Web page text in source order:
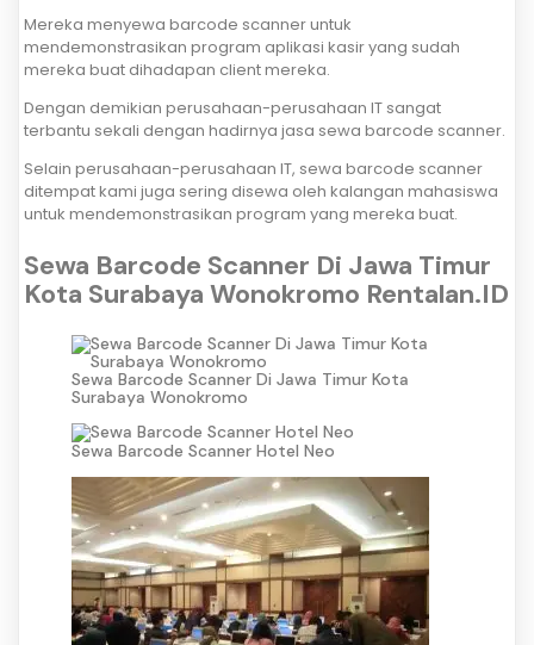
Mereka menyewa barcode scanner untuk
mendemonstrasikan program aplikasi kasir yang sudah
mereka buat dihadapan client mereka.
Dengan demikian perusahaan-perusahaan IT sangat
terbantu sekali dengan hadirnya jasa sewa barcode scanner.
Selain perusahaan-perusahaan IT, sewa barcode scanner
ditempat kami juga sering disewa oleh kalangan mahasiswa
untuk mendemonstrasikan program yang mereka buat.
Sewa Barcode Scanner Di Jawa Timur
Kota Surabaya Wonokromo Rentalan.ID
Sewa Barcode Scanner Di Jawa Timur Kota
Surabaya Wonokromo
Sewa Barcode Scanner Hotel Neo